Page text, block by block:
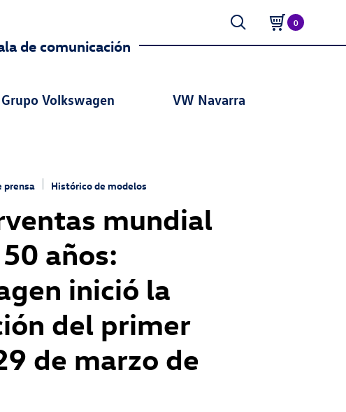
0
de comunicación
Grupo Volkswagen VW Navarra
prensa Histórico de modelos
mundial
años:
inició la
del primer
de marzo de